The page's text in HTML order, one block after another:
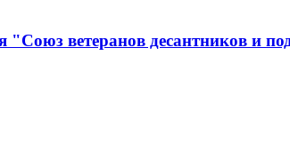
ветеранов десантников и